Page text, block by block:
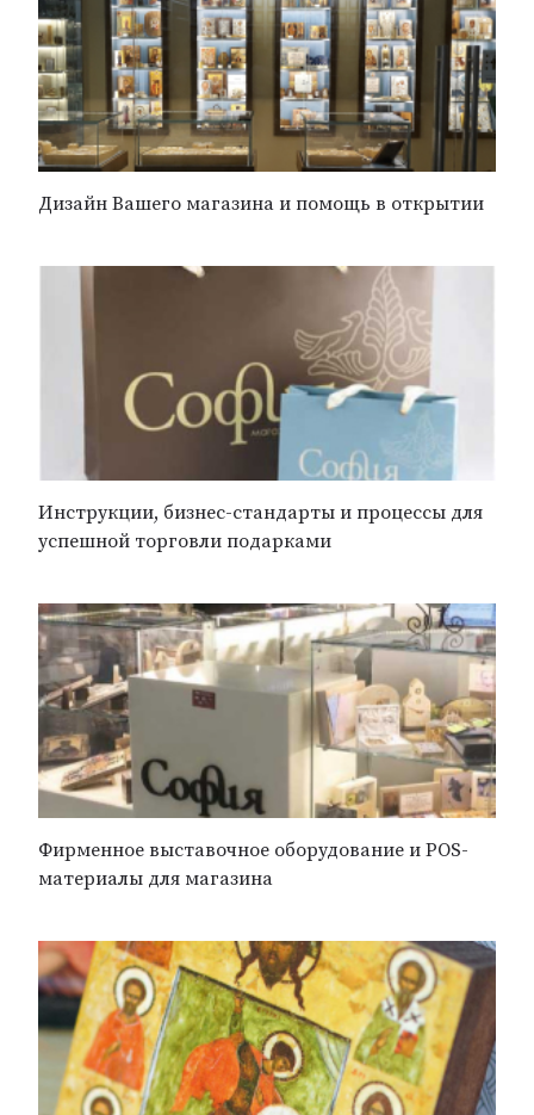
Дизайн Вашего магазина и помощь в открытии
Инструкции, бизнес-стандарты и процессы для
успешной торговли подарками
Фирменное выставочное оборудование и POS-
материалы для магазина